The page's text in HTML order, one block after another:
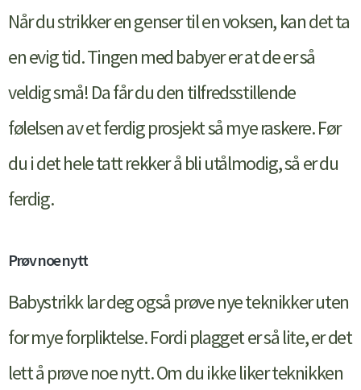
Når du strikker en genser til en voksen, kan det ta
en evig tid. Tingen med babyer er at de er så
veldig små! Da får du den tilfredsstillende
følelsen av et ferdig prosjekt så mye raskere. Før
du i det hele tatt rekker å bli utålmodig, så er du
ferdig.
Prøv noe nytt
Babystrikk lar deg også prøve nye teknikker uten
for mye forpliktelse. Fordi plagget er så lite, er det
lett å prøve noe nytt. Om du ikke liker teknikken